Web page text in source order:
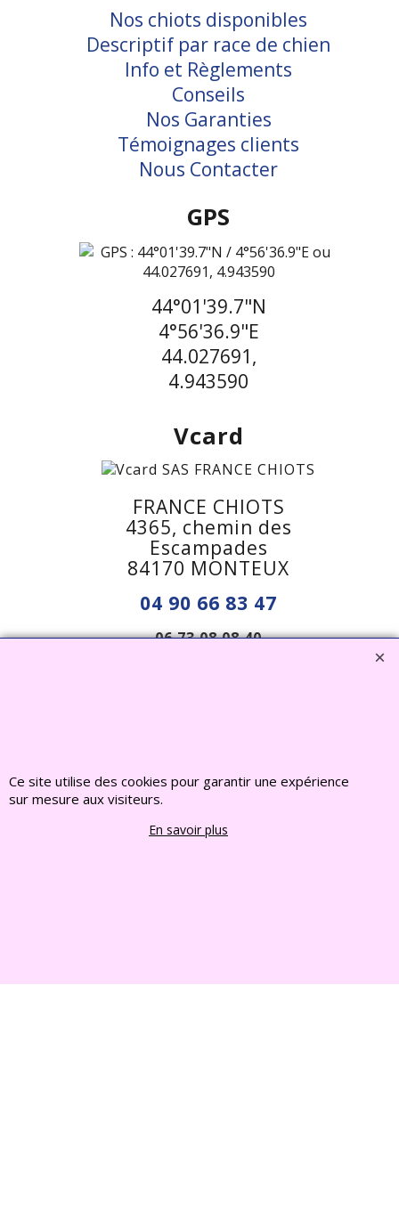
Nos chiots disponibles
Descriptif par race de chien
Info et Règlements
Conseils
Nos Garanties
Témoignages clients
Nous Contacter
GPS
44°01'39.7"N
4°56'36.9"E
44.027691,
4.943590
Vcard
FRANCE CHIOTS
4365, chemin des
Escampades
84170 MONTEUX
04 90 66 83 47
06 73 08 08 40
Statue, Fontaine, Bassin -CLIQUEZ ICI
Ce site utilise des cookies pour garantir une expérience
sur mesure aux visiteurs.
En savoir plus